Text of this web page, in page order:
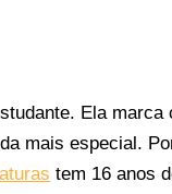
Ela
mais especial.
tem 16 anos